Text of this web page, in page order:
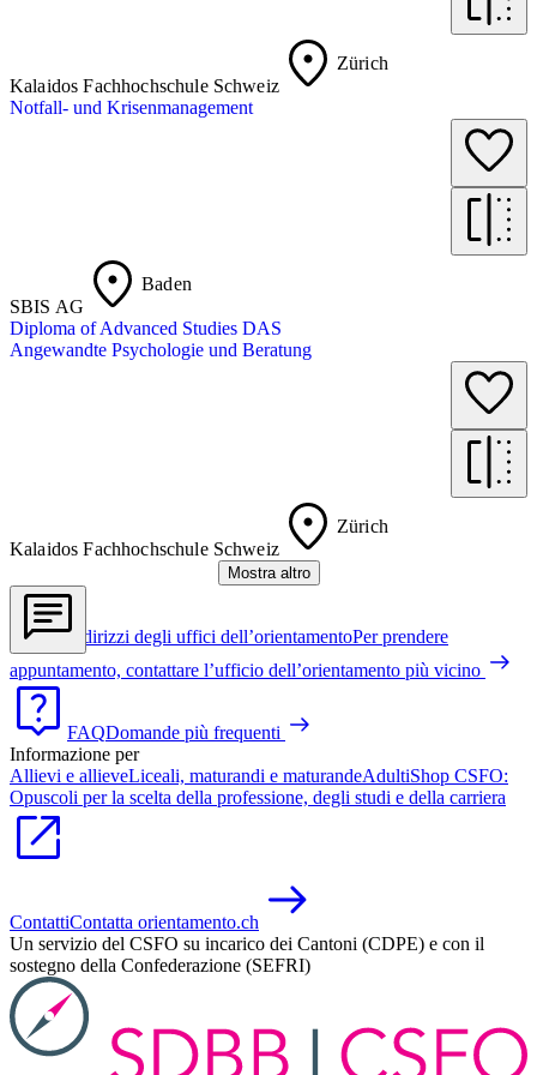
Kalaidos Fachhochschule Schweiz
Zürich
Notfall- und Krisenmanagement
SBIS AG
Baden
Diploma of Advanced Studies DAS
Angewandte Psychologie und Beratung
Kalaidos Fachhochschule Schweiz
Zürich
Mostra altro
Indirizzi degli uffici dell’orientamentoPer prendere
appuntamento, contattare l’ufficio dell’orientamento più vicino
FAQDomande più frequenti
Informazione per
Allievi e allieveLiceali, maturandi e maturandeAdultiShop CSFO:
Opuscoli per la scelta della professione, degli studi e della carriera
ContattiContatta orientamento.ch
Un servizio del CSFO su incarico dei Cantoni (CDPE) e con il
sostegno della Confederazione (SEFRI)